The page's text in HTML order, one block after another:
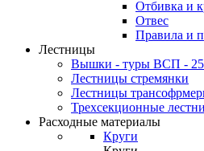
Отбивка и
Отвес
Правила и
Лестницы
Вышки - туры ВСП -
Лестницы стремянки
Лестницы
Трехсекционные
Расходные материалы
Круги